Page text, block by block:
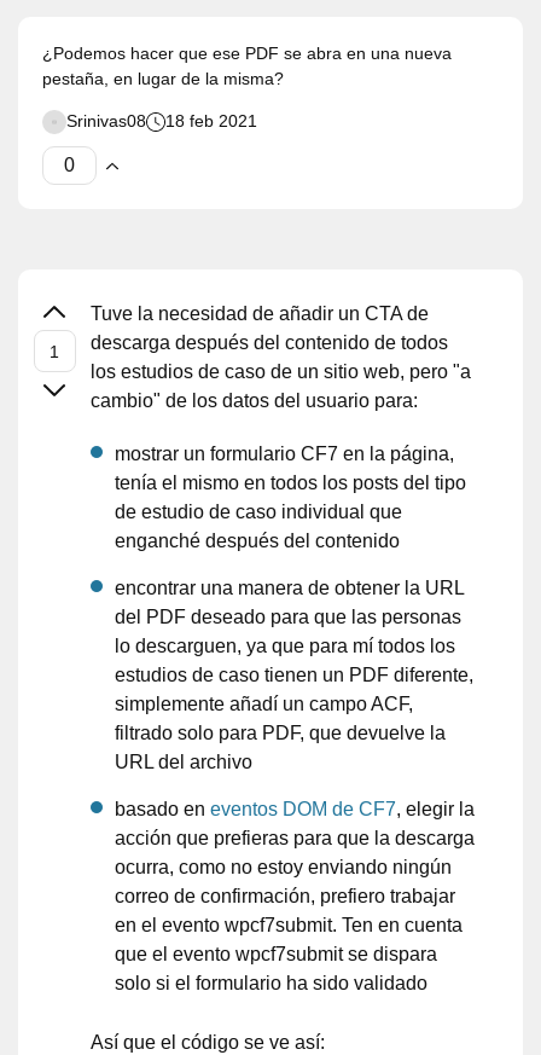
¿Podemos hacer que ese PDF se abra en una nueva
pestaña, en lugar de la misma?
Srinivas08 18 feb 2021
Tuve la necesidad de añadir un CTA de
descarga después del contenido de todos
los estudios de caso de un sitio web, pero "a
cambio" de los datos del usuario para:
mostrar un formulario CF7 en la página,
tenía el mismo en todos los posts del tipo
de estudio de caso individual que
enganché después del contenido
encontrar una manera de obtener la URL
del PDF deseado para que las personas
lo descarguen, ya que para mí todos los
estudios de caso tienen un PDF diferente,
simplemente añadí un campo ACF,
filtrado solo para PDF, que devuelve la
URL del archivo
basado en eventos DOM de CF7, elegir la
acción que prefieras para que la descarga
ocurra, como no estoy enviando ningún
correo de confirmación, prefiero trabajar
en el evento wpcf7submit. Ten en cuenta
que el evento wpcf7submit se dispara
solo si el formulario ha sido validado
Así que el código se ve así: